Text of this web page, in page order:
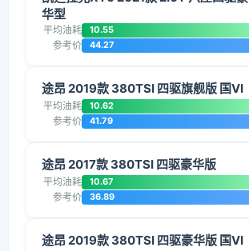
华型
平均油耗 10.55
参考价 44.27
途昂 2019款 380TSI 四驱旗舰版 国VI
平均油耗 10.62
参考价 41.79
途昂 2017款 380TSI 四驱豪华版
平均油耗 10.67
参考价 36.89
途昂 2019款 380TSI 四驱豪华版 国VI